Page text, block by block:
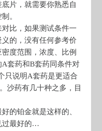
片，就需要你熟悉自
。
比，如果测试条件一
的，没有任何参考价
度范围，浓度、比例
套药和B套药同条件对
只说明A套药是更适合
沙药有几十种之多，目
的铂金就是这样的、
过最好的…